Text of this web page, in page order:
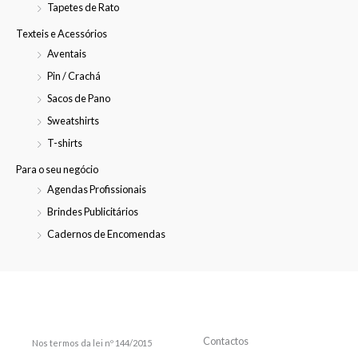
Tapetes de Rato
Texteis e Acessórios
Aventais
Pin / Crachá
Sacos de Pano
Sweatshirts
T-shirts
Para o seu negócio
Agendas Profissionais
Brindes Publicitários
Cadernos de Encomendas
Nos termos da lei nº 144/2015
Contactos